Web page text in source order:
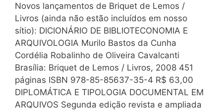
Novos lançamentos de Briquet de Lemos /
Livros (ainda não estão incluídos em nosso
sítio): DICIONÁRIO DE BIBLIOTECONOMIA E
ARQUIVOLOGIA Murilo Bastos da Cunha
Cordélia Robalinho de Oliveira Cavalcanti
Brasília: Briquet de Lemos / Livros, 2008 451
páginas ISBN 978-85-85637-35-4 R$ 63,00
DIPLOMÁTICA E TIPOLOGIA DOCUMENTAL EM
ARQUIVOS Segunda edição revista e ampliada